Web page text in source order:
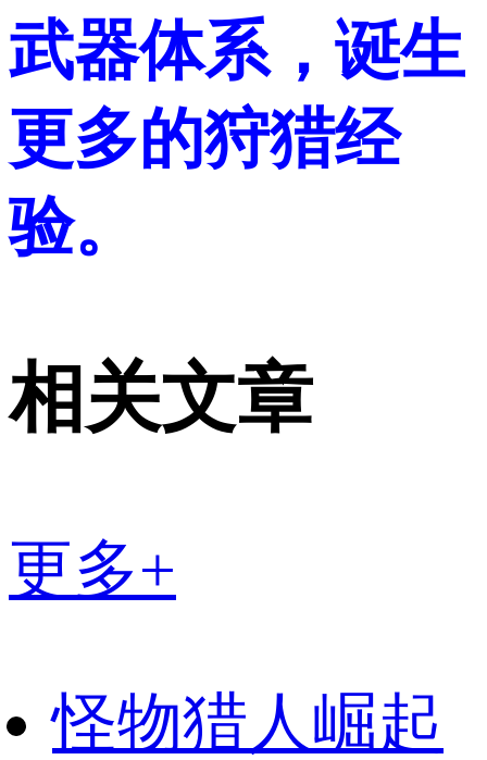
武器体系，诞生
更多的狩猎经
验。
相关文章
更多+
怪物猎人崛起